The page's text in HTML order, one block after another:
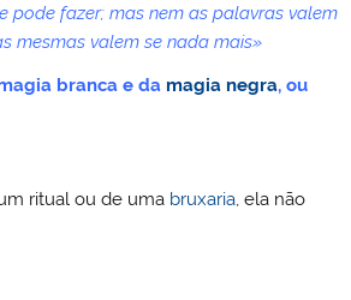
pode fazer; mas nem as palavras valem
mesmas valem se nada mais»
branca e da magia negra, ou
ritual ou de uma bruxaria , ela não